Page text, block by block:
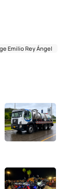
Emilio Rey Ángel